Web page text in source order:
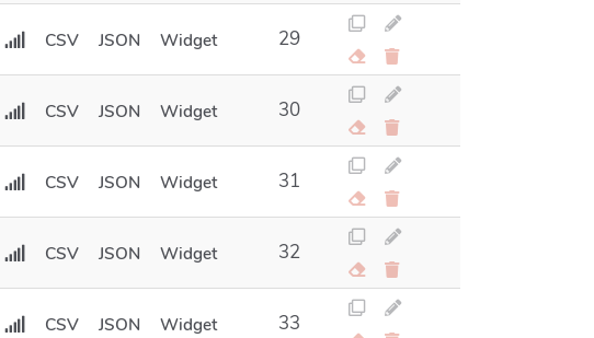
CSV JSON Widget 29
CSV JSON Widget 30
CSV JSON Widget 31
CSV JSON Widget 32
CSV JSON Widget 33